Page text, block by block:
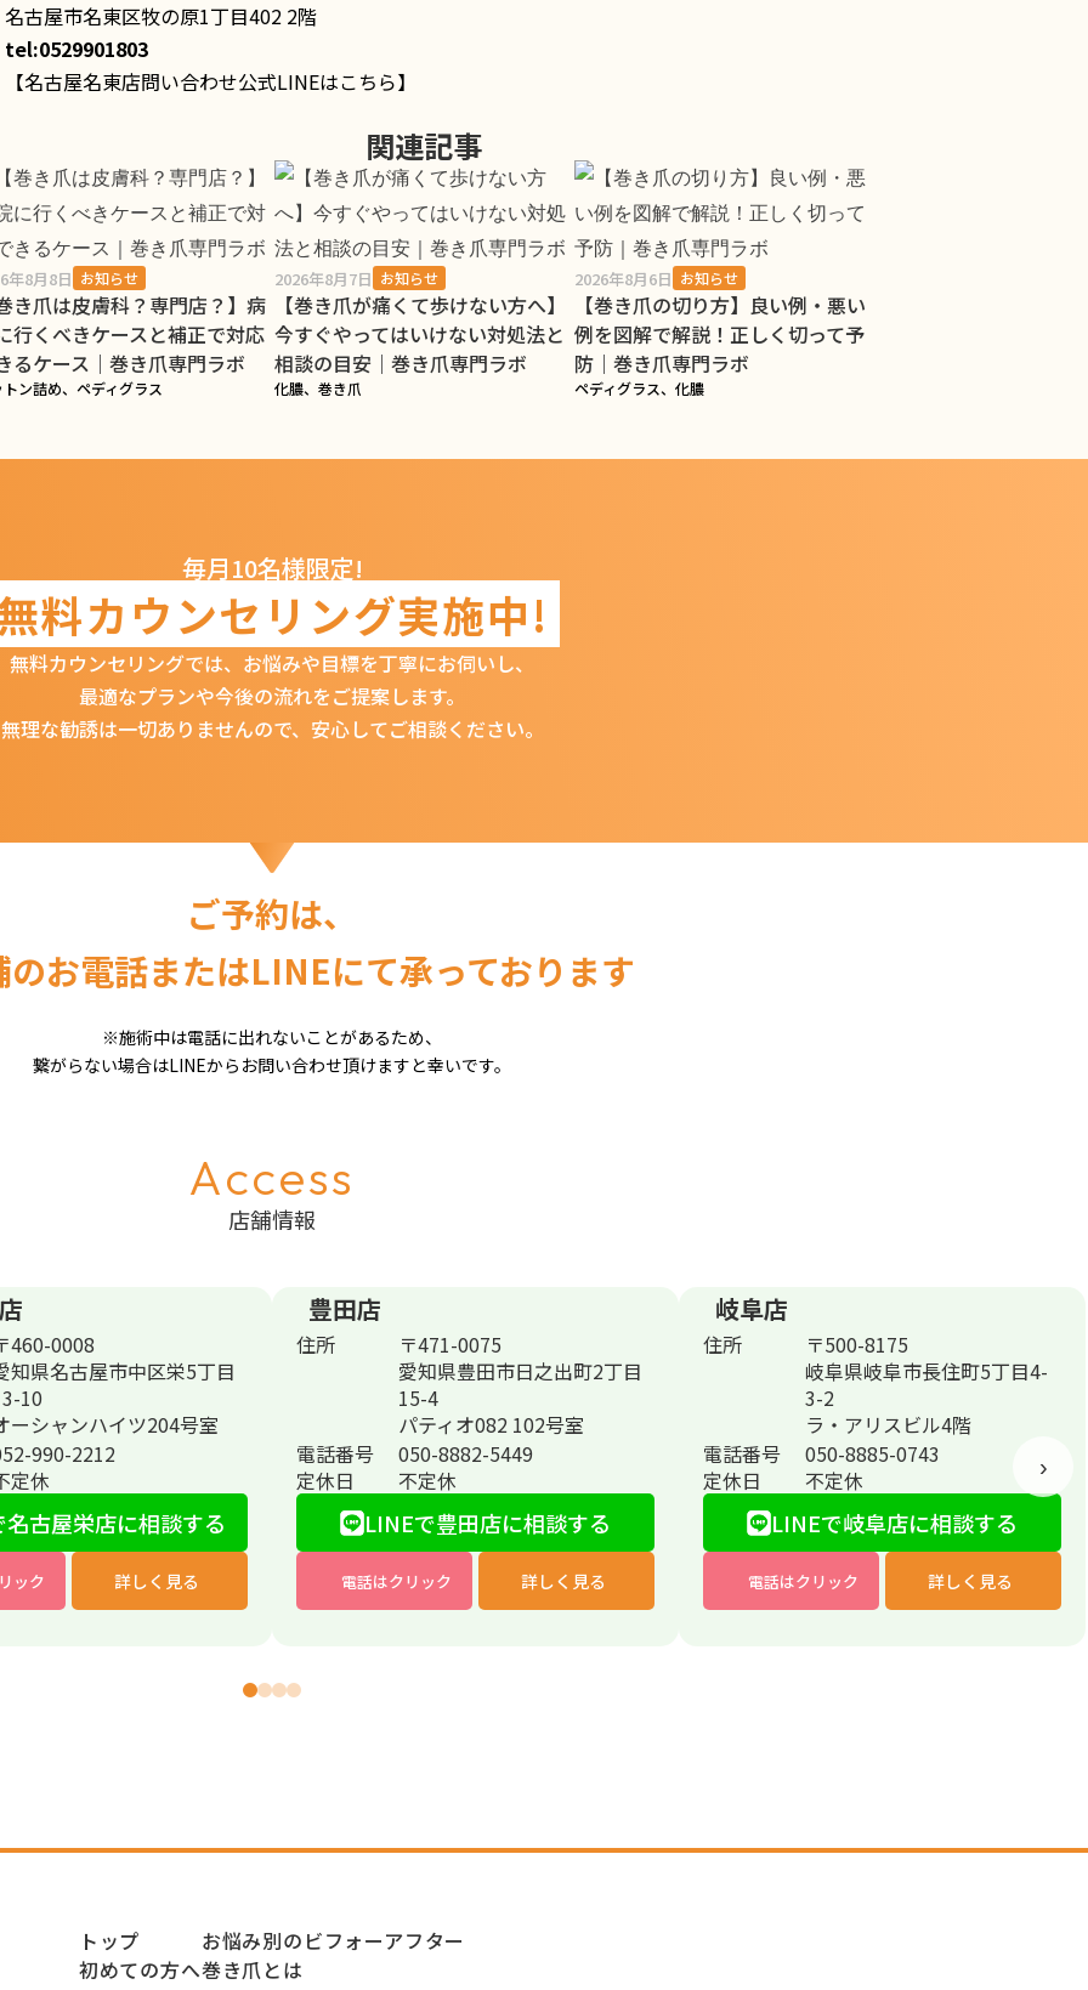
名古屋市名東区牧の原1丁目402 2階
tel:0529901803
【名古屋名東店問い合わせ公式LINEはこちら】
関連記事
年8月8日 お知らせ
き爪は皮膚科？専門店？】病
行くべきケースと補正で対応
るケース｜巻き爪専門ラボ
ン詰め、ペディグラス
2026年8月7日 お知らせ
【巻き爪が痛くて歩けない方へ】
今すぐやってはいけない対処法と
相談の目安｜巻き爪専門ラボ
化膿、巻き爪
2026年8月6日 お知らせ
【巻き爪の切り方】良い例・悪い
例を図解で解説！正しく切って予
防｜巻き爪専門ラボ
ペディグラス、化膿
毎月10名様限定!
料カウンセリング実施中!
無料カウンセリングでは、 お悩みや目標を丁寧にお伺いし、
最適なプランや今後の流れをご提案します。
無理な勧誘は一切ありませんので、 安心してご相談ください。
ご予約は、
のお電話またはLINEにて承っております
※施術中は電話に出れないことがあるため、
繋がらない場合はLINEから お問い合わせ頂けますと幸いです。
Access
店舗情報
›
460-0008
知県名古屋市中区栄5丁目
10
ーシャンハイツ204号室
990-2212
定休
名古屋栄店に相談する
ック 詳しく見る
豊田店
住所
〒471-0075
愛知県豊田市日之出町2丁目
15-4
パティオ082 102号室
電話番号
050-8882-5449
定休日
不定休
LINEで豊田店に相談する
電話はクリック 詳しく見る
岐阜店
住所
〒500-8175
岐阜県岐阜市長住町5丁目4-
3-2
ラ・アリスビル4階
電話番号
050-8885-0743
定休日
不定休
LINEで岐阜店に相談する
電話はクリック 詳しく見る
トップ
初めての方へ
お悩み別のビフォーアフター
巻き爪とは